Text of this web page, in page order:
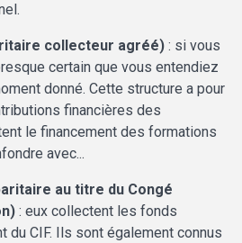
collecteur agréé) : si vous
certain que vous entendiez
donné. Cette structure a pour
financières des
le financement des formations
avec...
au titre du Congé
: eux collectent les fonds
du CIF. Ils sont également connus